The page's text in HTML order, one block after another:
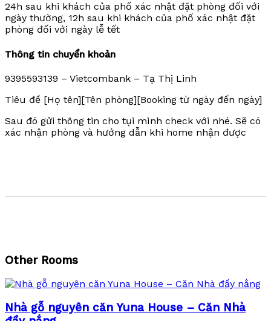
24h sau khi khách của phố xác nhật đặt phòng đối với
ngày thường, 12h sau khi khách của phố xác nhật đặt
phòng đối với ngày lễ tết
Thông tin chuyển khoản
9395593139 – Vietcombank – Tạ Thị Linh
Tiêu đề [Họ tên][Tên phòng][Booking từ ngày đến ngày]
Sau đó gửi thông tin cho tụi mình check với nhé. Sẽ có
xác nhận phòng và hướng dẫn khi home nhận được
Other Rooms
Nhà gỗ nguyên căn Yuna House – Căn Nhà